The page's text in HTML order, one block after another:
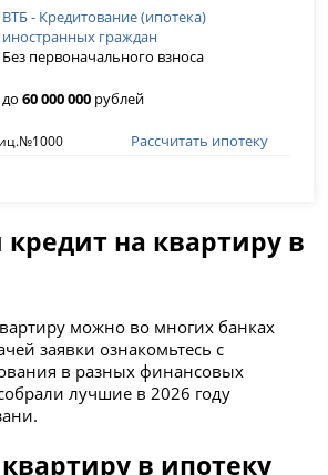
ВТБ - Кредитование (ипотека)
иностранных граждан
Без первоначального взноса
до60 000 000 рублей
Рассчитать ипотеку
на квартиру в
можно во многих банках
заявки ознакомьтесь с
в разных финансовых
лучшие в 2026 году
в ипотеку